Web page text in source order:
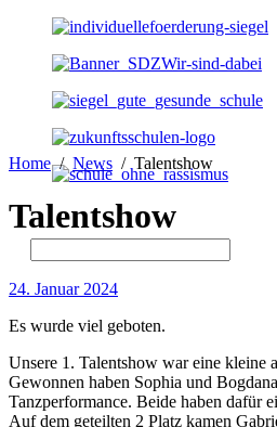
Home News Talentshow
Talentshow
24. Januar 2024
Es wurde viel geboten.
Unsere 1. Talentshow war eine kleine
Gewonnen haben Sophia und
Tanzperformance. Beide haben dafür
Auf dem geteilten 2 Platz kamen